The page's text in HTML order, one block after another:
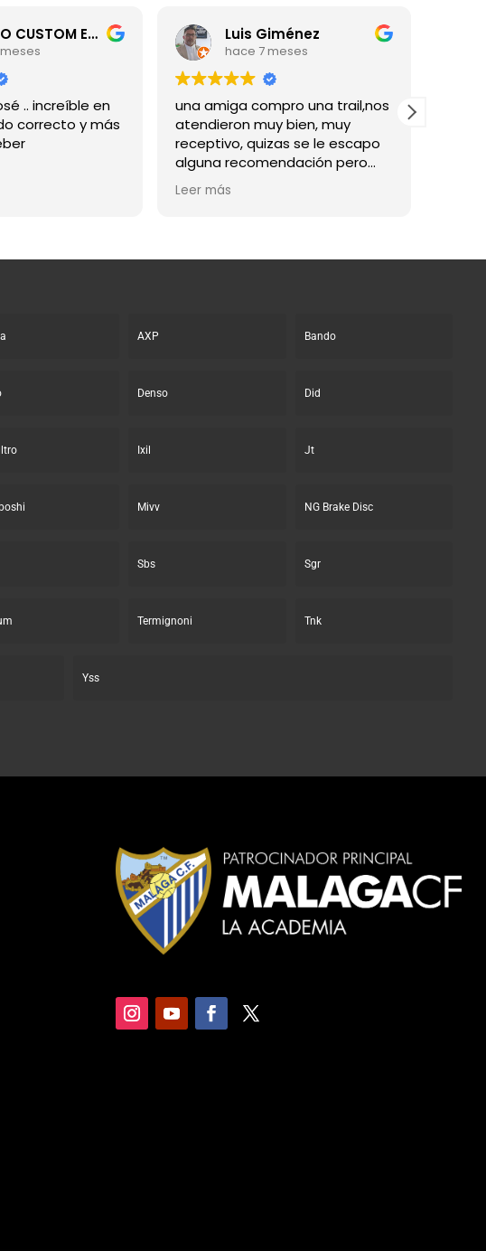
TEMPLO CUSTOM ESPAMEX Macias Taboada
.. increíble en
correcto y más
Luis Giménez
hace 7 meses
una amiga compro una trail,nos
atendieron muy bien, muy
receptivo, quizas se le escapo
alguna recomendación pero
bueno nada importante
Leer más
Los
AXP Bando
Denso Did
Ixil Jt
Mivv NG Brake Disc
Sbs Sgr
Termignoni Tnk
Yss